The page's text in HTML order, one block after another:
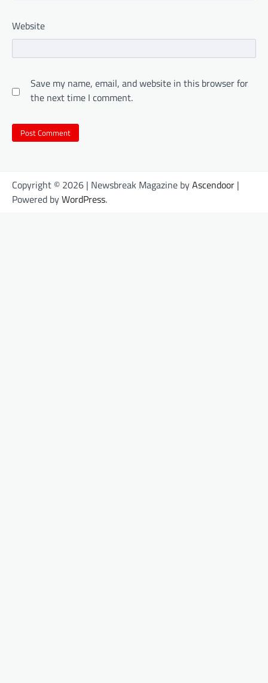
Website
Save my name, email, and website in this browser for
the next time I comment.
Copyright © 2026 | Newsbreak Magazine byAscendoor |
Powered byWordPress.